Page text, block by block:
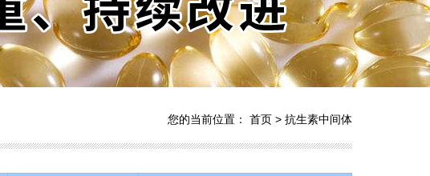
您的当前位置： 首页 > 抗生素中间体